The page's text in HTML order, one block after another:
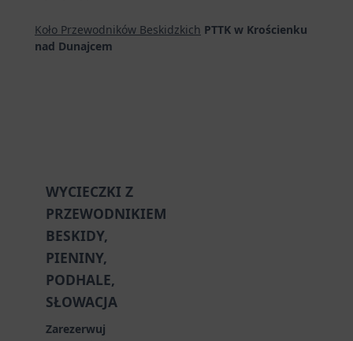
Koło Przewodników Beskidzkich PTTK w Krościenku
nad Dunajcem
WYCIECZKI Z
PRZEWODNIKIEM
BESKIDY,
PIENINY,
PODHALE,
SŁOWACJA
Zarezerwuj